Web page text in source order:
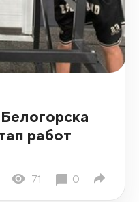
работ
71 0